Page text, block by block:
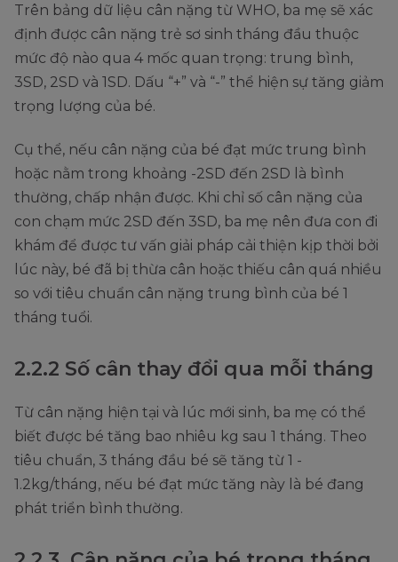
Trên bảng dữ liệu cân nặng từ WHO, ba mẹ sẽ xác
định được cân nặng trẻ sơ sinh tháng đầu thuộc
mức độ nào qua 4 mốc quan trọng: trung bình,
3SD, 2SD và 1SD. Dấu “+” và “-” thể hiện sự tăng giảm
trọng lượng của bé.
Cụ thể, nếu cân nặng của bé đạt mức trung bình
hoặc nằm trong khoảng -2SD đến 2SD là bình
thường, chấp nhận được. Khi chỉ số cân nặng của
con chạm mức 2SD đến 3SD, ba mẹ nên đưa con đi
khám để được tư vấn giải pháp cải thiện kịp thời bởi
lúc này, bé đã bị thừa cân hoặc thiếu cân quá nhiều
so với tiêu chuẩn cân nặng trung bình của bé 1
tháng tuổi.
2.2.2 Số cân thay đổi qua mỗi tháng
Từ cân nặng hiện tại và lúc mới sinh, ba mẹ có thể
biết được bé tăng bao nhiêu kg sau 1 tháng. Theo
tiêu chuẩn, 3 tháng đầu bé sẽ tăng từ 1 -
1.2kg/tháng, nếu bé đạt mức tăng này là bé đang
phát triển bình thường.